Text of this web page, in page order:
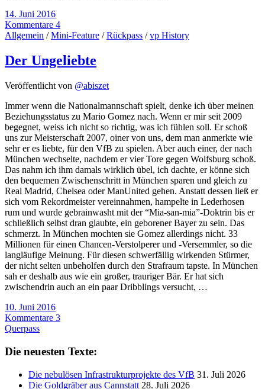
14. Juni 2016
Kommentare 4
Allgemein /Mini-Feature /Rückpass /vp History
Der Ungeliebte
Veröffentlicht von @abiszet
Immer wenn die Nationalmannschaft spielt, denke ich über meinen
Beziehungsstatus zu Mario Gomez nach. Wenn er mir seit 2009
begegnet, weiss ich nicht so richtig, was ich fühlen soll. Er schoß
uns zur Meisterschaft 2007, oiner von uns, dem man anmerkte wie
sehr er es liebte, für den VfB zu spielen. Aber auch einer, der nach
München wechselte, nachdem er vier Tore gegen Wolfsburg schoß.
Das nahm ich ihm damals wirklich übel, ich dachte, er könne sich
den bequemen Zwischenschritt in München sparen und gleich zu
Real Madrid, Chelsea oder ManUnited gehen. Anstatt dessen ließ er
sich vom Rekordmeister vereinnahmen, hampelte in Lederhosen
rum und wurde gebrainwasht mit der “Mia-san-mia”-Doktrin bis er
schließlich selbst dran glaubte, ein geborener Bayer zu sein. Das
schmerzt. In München mochten sie Gomez allerdings nicht. 33
Millionen für einen Chancen-Verstolperer und -Versemmler, so die
langläufige Meinung. Für diesen schwerfällig wirkenden Stürmer,
der nicht selten unbeholfen durch den Strafraum tapste. In München
sah er deshalb aus wie ein großer, trauriger Bär. Er hat sich
zwischendrin auch an ein paar Dribblings versucht, …
10. Juni 2016
Kommentare 3
Querpass
Die neuesten Texte:
Die nebulösen Infrastrukturprojekte des VfB 31. Juli 2026
Die Goldgräber aus Cannstatt 28. Juli 2026